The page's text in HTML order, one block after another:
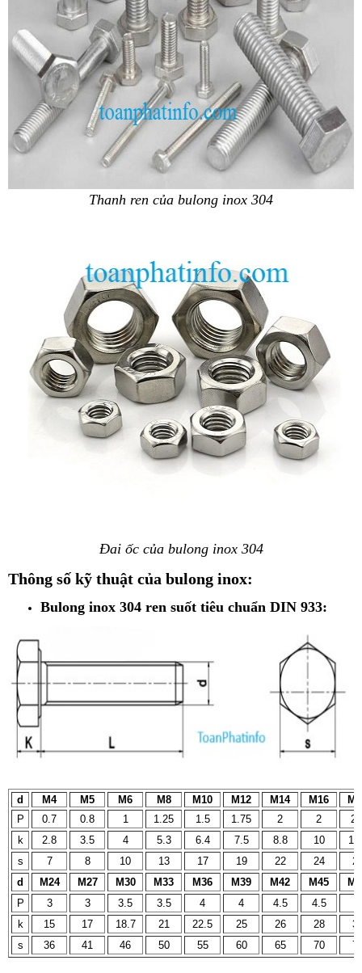
Thanh ren của bulong inox 304
Đai ốc của bulong inox 304
Thông số kỹ thuật của bulong inox:
Bulong inox 304 ren suốt tiêu chuẩn DIN 933:
d M4 M5 M6 M8 M10 M12 M14 M16
P
0.7 0.8 1 1.25 1.5 1.75 2 2
k
2.8 3.5 4 5.3 6.4 7.5 8.8 10
s
7 8 10 13 17 19 22 24
d
M24 M27 M30 M33 M36 M39 M42 M45
P
3 3 3.5 3.5 4 4 4.5 4.5
k
15 17 18.7 21 22.5 25 26 28
s
36 41 46 50 55 60 65 70